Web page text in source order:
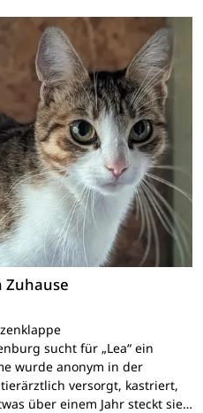
Zuhause
sucht für „Lea“ ein
wurde anonym in der
versorgt, kastriert,
über einem Jahr steckt sie…